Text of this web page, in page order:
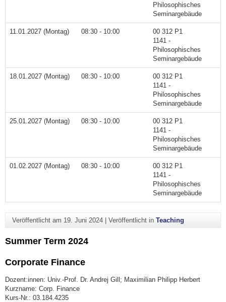
Philosophisches
Seminargebäude
11.01.2027 (Montag) 08:30 - 10:00
00 312 P1
1141 -
Philosophisches
Seminargebäude
18.01.2027 (Montag) 08:30 - 10:00
00 312 P1
1141 -
Philosophisches
Seminargebäude
25.01.2027 (Montag) 08:30 - 10:00
00 312 P1
1141 -
Philosophisches
Seminargebäude
01.02.2027 (Montag) 08:30 - 10:00
00 312 P1
1141 -
Philosophisches
Seminargebäude
Veröffentlicht am 19. Juni 2024| Veröffentlicht in Teaching
Summer Term 2024
Corporate Finance
Dozent:innen: Univ.-Prof. Dr. Andrej Gill; Maximilian Philipp Herbert
Kurzname: Corp. Finance
Kurs-Nr.: 03.184.4235